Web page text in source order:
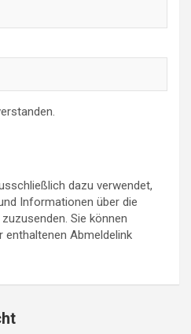
dazu verwendet,
Informationen über die
Sie können
enthaltenen Abmeldelink